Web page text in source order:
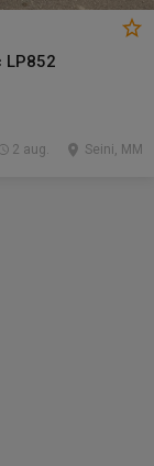
LP852
Seini, MM
2 aug.